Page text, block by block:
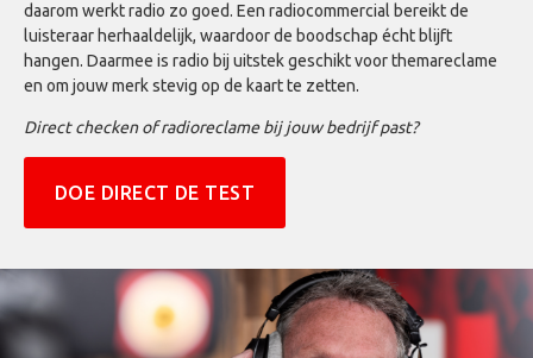
daarom werkt radio zo goed. Een radiocommercial bereikt de
luisteraar herhaaldelijk, waardoor de boodschap écht blijft
hangen. Daarmee is radio bij uitstek geschikt voor themareclame
en om jouw merk stevig op de kaart te zetten.
Direct checken of radioreclame bij jouw bedrijf past?
DOE DIRECT DE TEST